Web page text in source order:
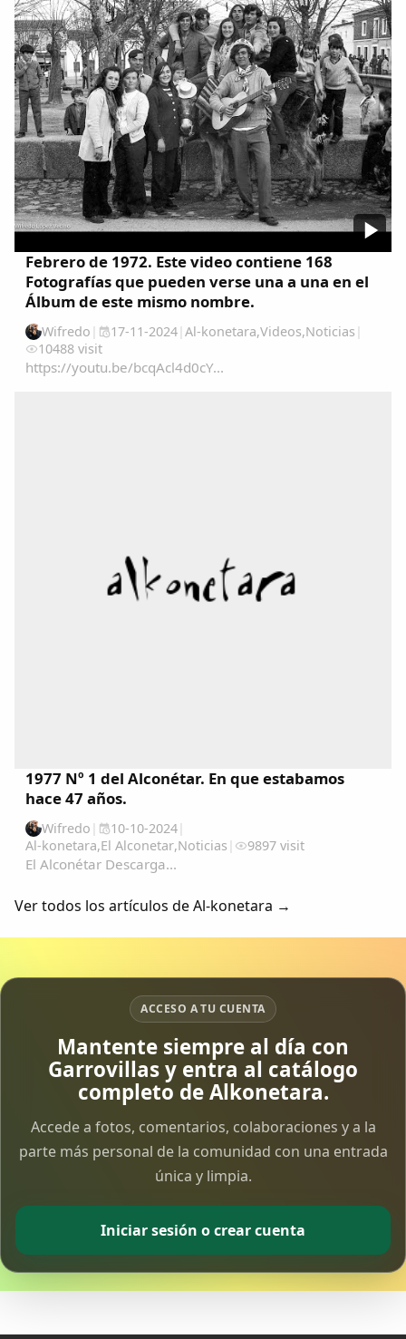
Febrero de 1972. Este video contiene 168
Fotografías que pueden verse una a una en el
Álbum de este mismo nombre.
Wifredo | 17-11-2024| Al-konetara,Videos,Noticias |
10488 visit
https://youtu.be/bcqAcl4d0cY...
1977 Nº 1 del Alconétar. En que estabamos
hace 47 años.
Wifredo | 10-10-2024|
Al-konetara,El Alconetar,Noticias | 9897 visit
El Alconétar Descarga...
Ver todos los artículos de Al-konetara →
ACCESO A TU CUENTA
Mantente siempre al día con
Garrovillas y entra al catálogo
completo de Alkonetara.
Accede a fotos, comentarios, colaboraciones y a la
parte más personal de la comunidad con una entrada
única y limpia.
Iniciar sesión o crear cuenta
Comparte
Compartir en Facebook
Compartir en Twitter
Copiar enlace